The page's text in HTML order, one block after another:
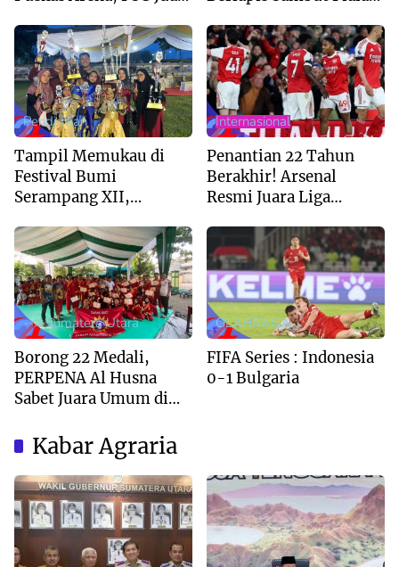
Pendidikan
Tampil Memukau di
Festival Bumi
Serampang XII,
Husna Sabet Juara
Umum I
Internasional
Penantian 22 Tahun
Berakhir! Arsenal
Resmi Juara Liga
--> Sumatera Utara
Borong 22 Medali,
PERPENA Al Husna
Sabet Juara Umum di
Deli Serdang 2026
OLAHRAGA
FIFA Series : Indonesia
0-1 Bulgaria
Kabar Agraria